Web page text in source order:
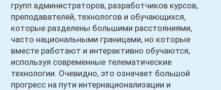
групп администраторов, разработчиков курсов,
преподавателей, технологов и обучающихся,
которые разделены большими расстояниями,
часто национальными границами, но которые
вместе работают и интерактивно обучаются,
используя современные телематические
технологии. Очевидно, это означает большой
прогресс на пути интернационализации и